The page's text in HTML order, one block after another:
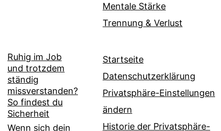
Mentale Stärke
Trennung & Verlust
Ruhig im Job
und trotzdem
ständig
missverstanden?
So findest du
Sicherheit
Wenn sich dein
Startseite
Datenschutzerklärung
Privatsphäre-Einstellungen
ändern
Historie der Privatsphäre-